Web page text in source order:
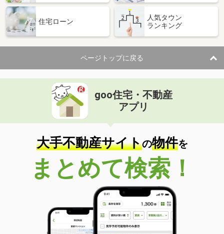
沖縄県中頭郡北中城村字島袋
住 所
沖縄県中頭郡北中城村字島袋
専有面積 51m²
間取り
2DK
沖縄県浦添市城間２丁目
価 格
住 所
沖縄県浦添市城間２丁目
専有面積 23.18m²
間取り
1K
沖縄県沖縄市海邦１丁目
価 格
8.50万円
沖縄県沖縄市海邦１丁目
50.41m²
間取り
2LDK
住宅ローン
人気タウン
ランキング
ページトップに戻る
goo住宅・不動産
アプリ
大手不動産サイトの物件を
まとめて検索！